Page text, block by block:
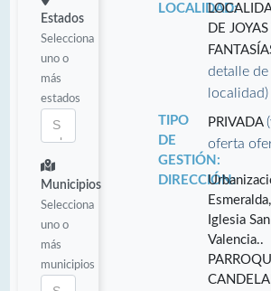
Estados
Selecciona
uno o
más
estados
Municipios
Selecciona
uno o
más
municipios
LOCALIDAD:
DE JOYAS
detalle de
localidad)
TIPO
DE
GESTIÓN:
PRIVADA
oferta
DIRECCIÓN:
Iglesia
Valencia..